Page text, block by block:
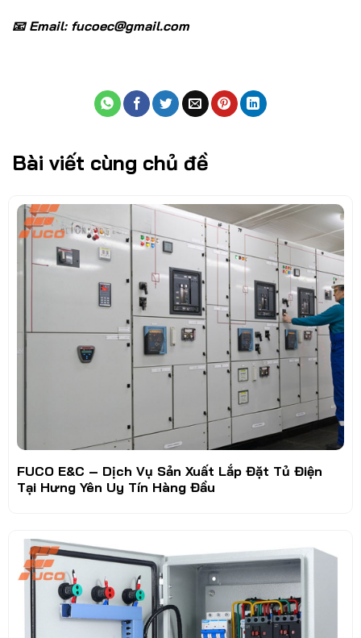
📧 Email: fucoec@gmail.com
Bài viết cùng chủ đề
FUCO E&C – Dịch Vụ Sản Xuất Lắp Đặt Tủ Điện
Tại Hưng Yên Uy Tín Hàng Đầu